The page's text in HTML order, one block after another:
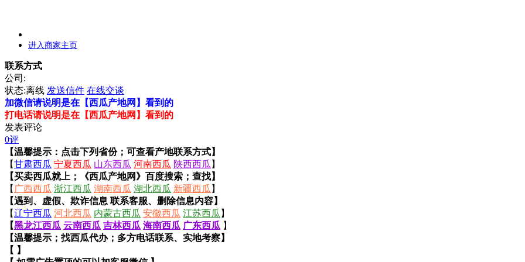
进入商家主页
联系方式
公司:
状态:离线 发送信件 在线交谈
加微信请说明是在【西瓜产地网】看到的
打电话请说明是在【西瓜产地网】看到的
发表评论
0评
【温馨提示：点击下列省份；可查看产地联系方式】
【甘肃西瓜 宁夏西瓜 山东西瓜 河南西瓜 陕西西瓜 】
【买卖西瓜就上；《西瓜产地网》百度搜索；查找】
【 广西西瓜 浙江西瓜 湖南西瓜 湖北西瓜 新疆西瓜 】
【遇到、虚假、欺诈信息 联系客服、删除信息内容】
【辽宁西瓜 河北西瓜 内蒙古西瓜 安徽西瓜 江苏西瓜 】
【黑龙江西瓜 云南西瓜 吉林西瓜 海南西瓜 广东西瓜 】
【温馨提示；找西瓜代办；多方电话联系、实地考察】
【 】